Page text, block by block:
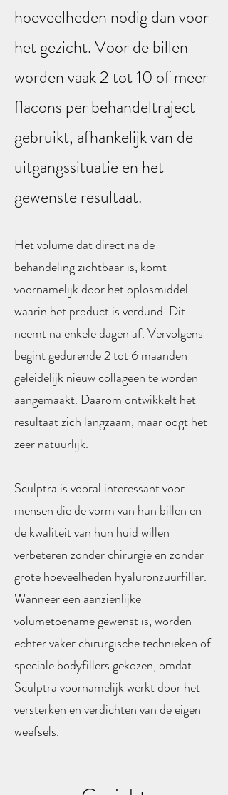
hoeveelheden nodig dan voor
het gezicht. Voor de billen
worden vaak 2 tot 10 of meer
flacons per behandeltraject
gebruikt, afhankelijk van de
uitgangssituatie en het
gewenste resultaat.
Het volume dat direct na de
behandeling zichtbaar is, komt
voornamelijk door het oplosmiddel
waarin het product is verdund. Dit
neemt na enkele dagen af. Vervolgens
begint gedurende 2 tot 6 maanden
geleidelijk nieuw collageen te worden
aangemaakt. Daarom ontwikkelt het
resultaat zich langzaam, maar oogt het
zeer natuurlijk.
Sculptra is vooral interessant voor
mensen die de vorm van hun billen en
de kwaliteit van hun huid willen
verbeteren zonder chirurgie en zonder
grote hoeveelheden hyaluronzuurfiller.
Wanneer een aanzienlijke
volumetoename gewenst is, worden
echter vaker chirurgische technieken of
speciale bodyfillers gekozen, omdat
Sculptra voornamelijk werkt door het
versterken en verdichten van de eigen
weefsels.